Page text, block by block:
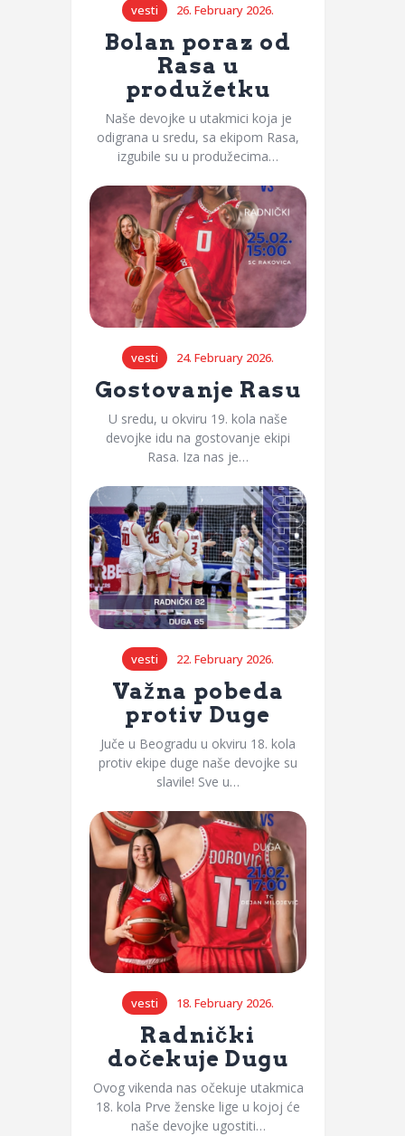
vesti 26. February 2026.
Bolan poraz od
Rasa u
produžetku
Naše devojke u utakmici koja je
odigrana u sredu, sa ekipom Rasa,
izgubile su u produžecima…
vesti 24. February 2026.
Gostovanje Rasu
U sredu, u okviru 19. kola naše
devojke idu na gostovanje ekipi
Rasa. Iza nas je…
vesti 22. February 2026.
Važna pobeda
protiv Duge
Juče u Beogradu u okviru 18. kola
protiv ekipe duge naše devojke su
slavile! Sve u…
vesti 18. February 2026.
Radnički
dočekuje Dugu
Ovog vikenda nas očekuje utakmica
18. kola Prve ženske lige u kojoj će
naše devojke ugostiti…